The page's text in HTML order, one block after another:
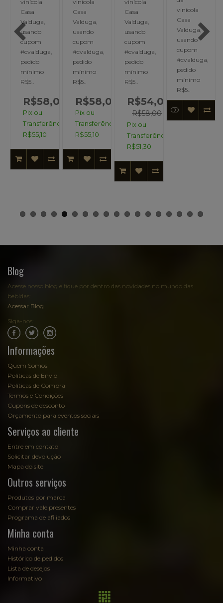
vinícola
Casa
Valduga,
usando
cupom
#cvalduga,
pedido
mínimo
R$5..
R$58,00
Pix ou
Transferência:
R$55,10
vinícola
Casa
Valduga,
usando
cupom
#cvalduga,
pedido
mínimo
R$5..
R$58,00
Pix ou
Transferência:
R$55,10
vinícola
Casa
Valduga,
usando
cupom
#cvalduga,
pedido
mínimo
R$5..
R$54,00
R$58,00
Pix ou
Transferência:
R$51,30
vinícola
Casa
Valduga,
usando
cupom
#cvalduga,
pedido
mínimo
R$5..
Blog
Acesse nosso blog e fique por dentro das novidades no mundo das
bebidas:
Acessar Blog
Siga-nos:
Informações
Quem Somos
Políticas de Envio
Políticas de Compra
Termos e Condições
Cupons de desconto
Orçamento para eventos sociais
Serviços ao cliente
Entre em contato
Solicitar devolução
Mapa do site
Outros serviços
Produtos por marca
Comprar vale presentes
Programa de afiliados
Minha conta
Minha conta
Histórico de pedidos
Lista de desejos
Informativo